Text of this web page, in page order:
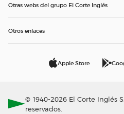
Otras webs del grupo El Corte Inglés
Otros enlaces
Apple Store
© 1940-2026 El Corte Inglés
reservados.